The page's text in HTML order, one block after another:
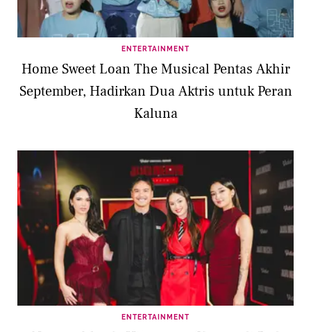
ENTERTAINMENT
Home Sweet Loan The Musical Pentas Akhir
September, Hadirkan Dua Aktris untuk Peran
Kaluna
ENTERTAINMENT